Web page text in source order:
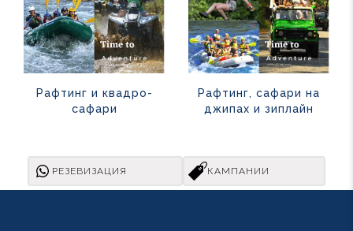
Рафтинг и квадро-
сафари
Рафтинг, сафари на
джипах и зиплайн
РЕЗЕВИЗАЦИЯ КАМПАНИИ